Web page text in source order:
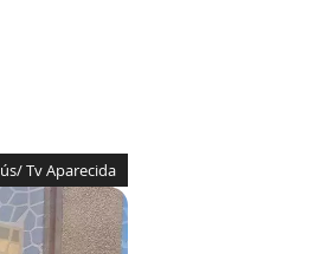
Tv Aparecida